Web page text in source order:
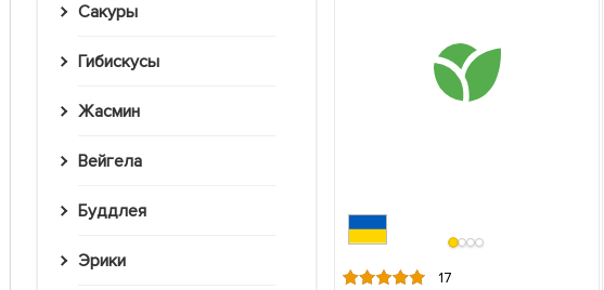
Сакуры
Гибискусы
Жасмин
Вейгела
Буддлея
Эрики
17